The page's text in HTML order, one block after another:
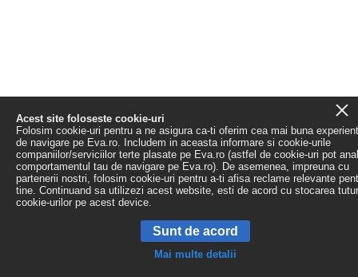
Acest site foloseste cookie-uri
Folosim cookie-uri pentru a ne asigura ca-ti oferim cea mai buna
de navigare pe Eva.ro. Includem in aceasta informare si cookie-urile
companiilor/serviciilor terte plasate pe Eva.ro (astfel de cookie-uri pot
comportamentul tau de navigare pe Eva.ro). De asemenea, impreuna cu
partenerii nostri, folosim cookie-uri pentru a-ti afisa reclame relevante
tine. Continuand sa utilizezi acest website, esti de acord cu stocarea
cookie-urilor pe acest device.
Sunt de acord
Mai multe detalii